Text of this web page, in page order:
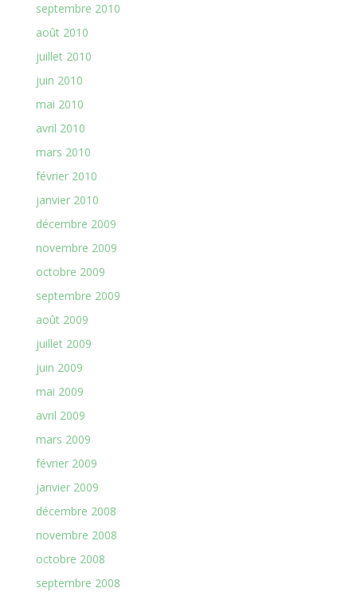
septembre 2010
août 2010
juillet 2010
juin 2010
mai 2010
avril 2010
mars 2010
février 2010
janvier 2010
décembre 2009
novembre 2009
octobre 2009
septembre 2009
août 2009
juillet 2009
juin 2009
mai 2009
avril 2009
mars 2009
février 2009
janvier 2009
décembre 2008
novembre 2008
octobre 2008
septembre 2008